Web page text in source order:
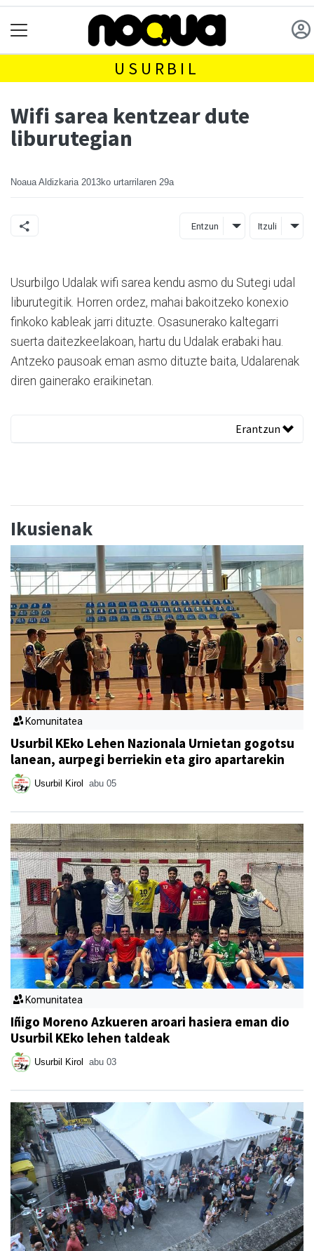
USURBIL
Wifi sarea kentzear dute
liburutegian
Noaua Aldizkaria 2013ko urtarrilaren 29a
Entzun Itzuli
Usurbilgo Udalak wifi sarea kendu asmo du Sutegi udal
liburutegitik. Horren ordez, mahai bakoitzeko konexio
finkoko kableak jarri dituzte. Osasunerako kaltegarri
suerta daitezkeelakoan, hartu du Udalak erabaki hau.
Antzeko pausoak eman asmo dituzte baita, Udalarenak
diren gainerako eraikinetan.
Erantzun
Ikusienak
Komunitatea
Usurbil KEko Lehen Nazionala Urnietan gogotsu
lanean, aurpegi berriekin eta giro apartarekin
Usurbil Kirol abu 05
Komunitatea
Iñigo Moreno Azkueren aroari hasiera eman dio
Usurbil KEko lehen taldeak
Usurbil Kirol abu 03